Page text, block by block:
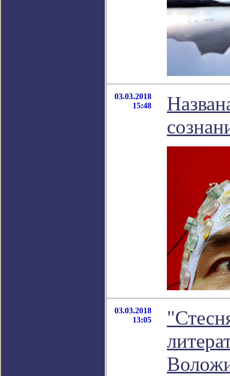
03.03.2018
15:48
03.03.2018
13:05